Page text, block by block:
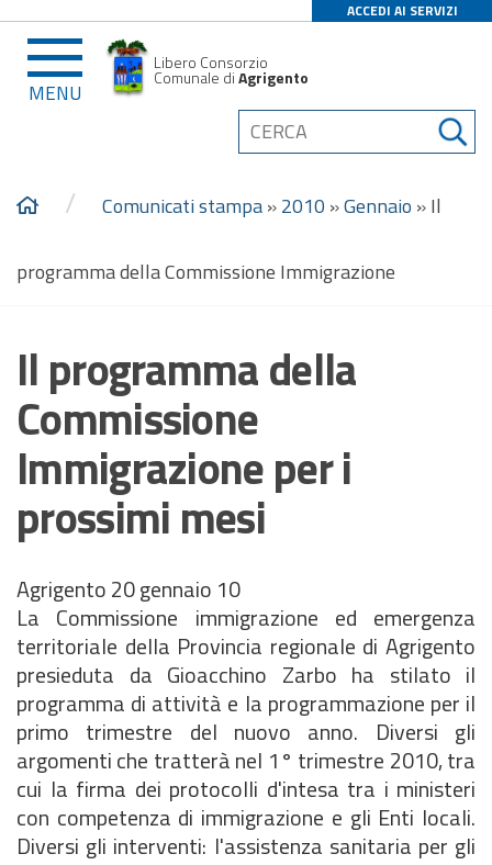
ACCEDI AI SERVIZI
MENU
Libero Consorzio
Comunale diAgrigento
/ Comunicati stampa»2010 »Gennaio »Il
programma della Commissione Immigrazione
Il programma della
Commissione
Immigrazione per i
prossimi mesi
Agrigento 20 gennaio 10
La Commissione immigrazione ed emergenza
territoriale della Provincia regionale di Agrigento
presieduta da Gioacchino Zarbo ha stilato il
programma di attività e la programmazione per il
primo trimestre del nuovo anno. Diversi gli
argomenti che tratterà nel 1° trimestre 2010, tra
cui la firma dei protocolli d'intesa tra i ministeri
con competenza di immigrazione e gli Enti locali.
Diversi gli interventi: l'assistenza sanitaria per gli